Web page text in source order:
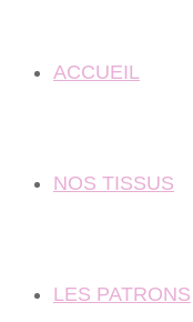
ACCUEIL
NOS TISSUS
LES PATRONS